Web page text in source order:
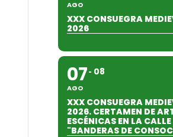
AGO
XXX CONSUEGRA
2026
07
AGO
08
XXX CONSUEGRA
2026. CERTAMEN DE
ESCÉNICAS EN LA CALLE
"BANDERAS DE